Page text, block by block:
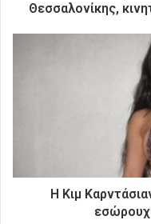
Θεσσαλονίκης,
Η Κιμ